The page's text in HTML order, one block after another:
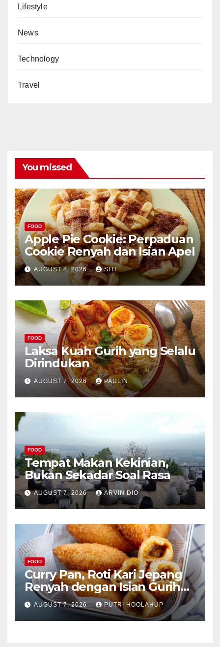
Lifestyle
News
Technology
Travel
You missed
FOOD
Apple Pie Cookie: Perpaduan
Cookie Renyah dan Isian Apel
AUGUST 8, 2026 SITI
FOOD
Laksa Kuah Gurih yang Selalu
Dirindukan
AUGUST 7, 2026 PAULIN
FOOD
Tempat Makan Kekinian,
Bukan Sekadar Soal Rasa
AUGUST 7, 2026 ARVIN DIO
FOOD
Curry Pan, Roti Kari Jepang
Renyah dengan Isian Gurih
Menggoda
AUGUST 7, 2026 PUTRI HOOLAHUP